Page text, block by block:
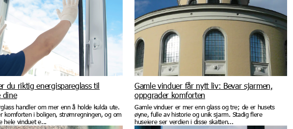
du riktig energispareglass til
dine
handler om mer enn å holde kulda ute.
komforten i boligen, strømregningen, og om
hele vinduet e...
Gamle vinduer får nytt liv: Bevar sjarmen,
oppgrader komforten
Gamle vinduer er mer enn glass og tre; de er husets
øyne, fulle av historie og unik sjarm. Stadig flere
huseiere ser verdien i disse skatten...